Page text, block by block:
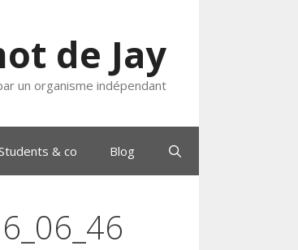
de Jay
un organisme indépendant
& co Blog